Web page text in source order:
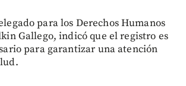
para los Derechos Humanos
Gallego, indicó que el registro es
para garantizar una atención